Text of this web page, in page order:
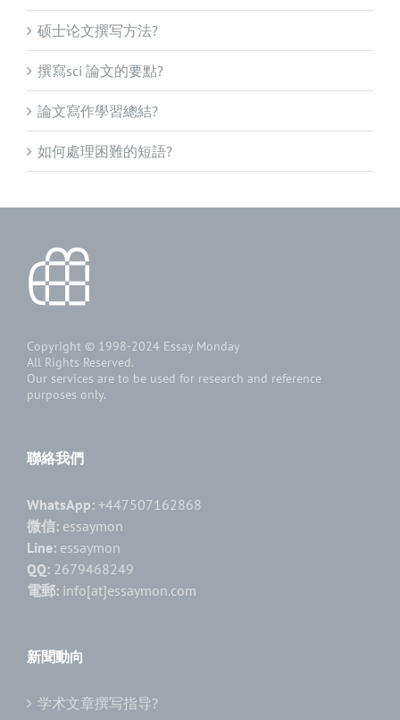
硕士论文撰写方法?
撰寫sci 論文的要點?
論文寫作學習總結?
如何處理困難的短語?
Copyright © 1998-2024 Essay Monday
All Rights Reserved.
Our services are to be used for research and reference
purposes only.
聯絡我們
WhatsApp: +447507162868
微信: essaymon
Line: essaymon
QQ: 2679468249
電郵: info[at]essaymon.com
新聞動向
学术文章撰写指导?